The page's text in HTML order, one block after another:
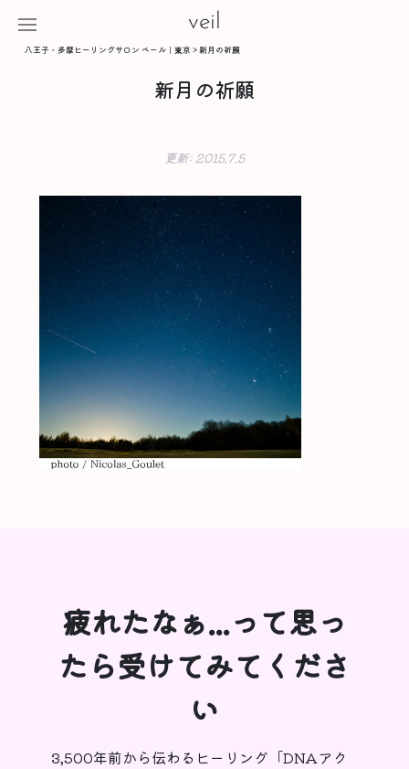
veil
八王子・多摩ヒーリングサロン ベール｜東京 >新月の祈願
新月の祈願
更新: 2015.7.5
疲れたなぁ...って思っ
たら受けてみてくださ
い
3,500年前から伝わるヒーリング「DNAアク